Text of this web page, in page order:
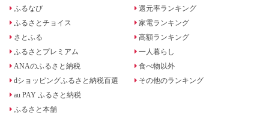
ふるなび
ふるさとチョイス
さとふる
ふるさとプレミアム
ANAのふるさと納税
dショッピングふるさと納税百選
au PAY ふるさと納税
ふるさと本舗
還元率ランキング
家電ランキング
高額ランキング
一人暮らし
食べ物以外
その他のランキング